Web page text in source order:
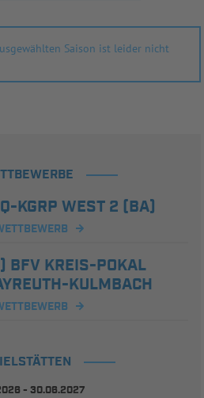
Saison ist leider nicht
KGRP WEST 2 (BA)
BFV KREIS-POKAL
KULMBACH
- 30.06.2027